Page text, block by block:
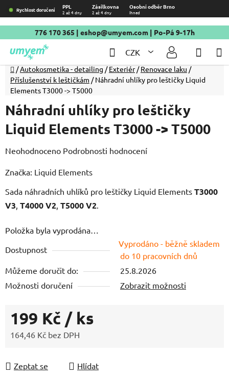
Přejít
na
obsah
Rychlost doručení PPL Zásilkovna Osobní odběr Brno
2 až 4 dny 2 až 4 dny Ihned
776 170 365 | eshop@umyem.com| Po-Pá 9-17h
CZK
Hledat
Domů
/Autokosmetika - detailing / Exteriér / Renovace laku /
Příslušenství k leštičkám / Náhradní uhlíky pro leštičky Liquid
Elements T3000 -> T5000
Sada náhradních uhlíků pro leštičky Liquid Elements T3000
V3 T4000 V2 T5000 V2
Položka byla vyprodána…
Dostupnost
Vyprodáno - běžně skladem
do 10 pracovních dnů
Můžeme doručit do:
25.8.2026
Možnosti doručení
Zobrazit možnosti
199 Kč / ks
164,46 Kč bez DPH
Zeptat se
Hlídat
Náhradní uhlíky pro leštičky
Liquid Elements T3000 -> T5000
Průměrné
produktu
je
0,0
5
hvězdiček.
Neohodnoceno Podrobnosti hodnocení
Značka: Liquid Elements